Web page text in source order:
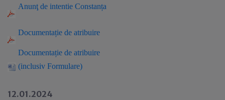
Anunţ de intentie Constanța
Documentație de atribuire
Documentație de atribuire
(inclusiv Formulare)
12.01.2024